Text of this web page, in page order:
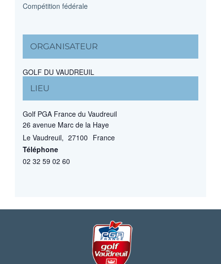
Compétition fédérale
LIEU
Golf PGA France du Vaudreuil
26 avenue Marc de la Haye
Le Vaudreuil, 27100 France
Téléphone
02 32 59 02 60
ORGANISATEUR
GOLF DU VAUDREUIL